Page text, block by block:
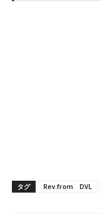
タグ Rev.from DVL